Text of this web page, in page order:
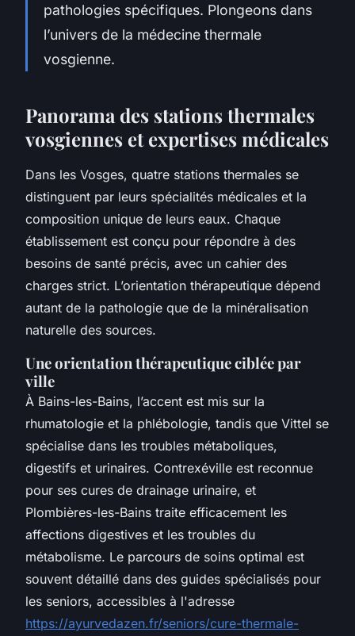
pathologies spécifiques. Plongeons dans
l’univers de la médecine thermale
vosgienne.
Panorama des stations thermales
vosgiennes et expertises médicales
Dans les Vosges, quatre stations thermales se
distinguent par leurs spécialités médicales et la
composition unique de leurs eaux. Chaque
établissement est conçu pour répondre à des
besoins de santé précis, avec un cahier des
charges strict. L’orientation thérapeutique dépend
autant de la pathologie que de la minéralisation
naturelle des sources.
Une orientation thérapeutique ciblée par
ville
À Bains-les-Bains, l’accent est mis sur la
rhumatologie et la phlébologie, tandis que Vittel se
spécialise dans les troubles métaboliques,
digestifs et urinaires. Contrexéville est reconnue
pour ses cures de drainage urinaire, et
Plombières-les-Bains traite efficacement les
affections digestives et les troubles du
métabolisme. Le parcours de soins optimal est
souvent détaillé dans des guides spécialisés pour
les seniors, accessibles à l'adresse
https://ayurvedazen.fr/seniors/cure-thermale-